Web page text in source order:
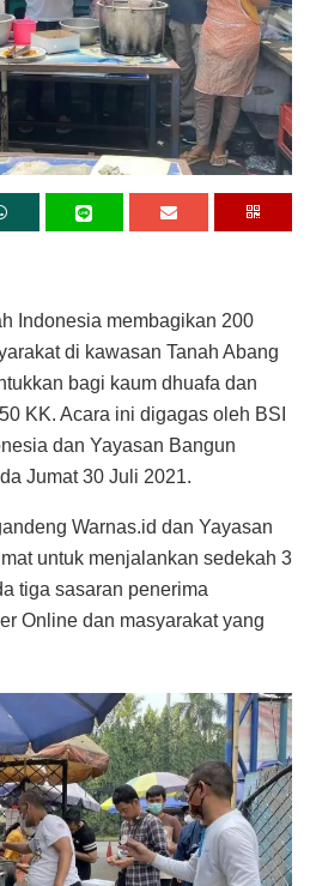
Indonesia membagikan 200
di kawasan Tanah Abang
bagi kaum dhuafa dan
KK. Acara ini digagas oleh BSI
dan Yayasan Bangun
Jumat 30 Juli 2021.
Warnas.id dan Yayasan
untuk menjalankan sedekah 3
tiga sasaran penerima
Online dan masyarakat yang